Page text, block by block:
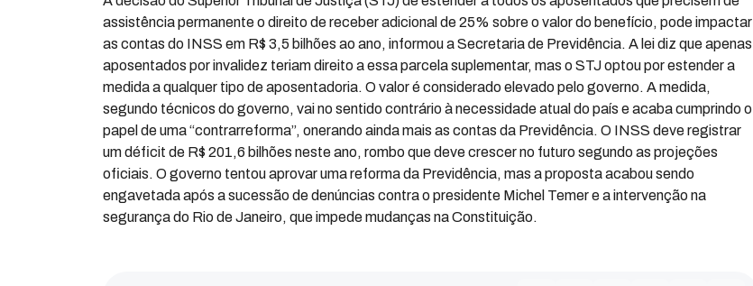
assistência permanente o direito de receber adicional de 25% sobre o valor do benefício, pode impactar
as contas do INSS em R$ 3,5 bilhões ao ano, informou a Secretaria de Previdência. A lei diz que apenas
aposentados por invalidez teriam direito a essa parcela suplementar, mas o STJ optou por estender a
medida a qualquer tipo de aposentadoria. O valor é considerado elevado pelo governo. A medida,
segundo técnicos do governo, vai no sentido contrário à necessidade atual do país e acaba cumprindo o
papel de uma “contrarreforma”, onerando ainda mais as contas da Previdência. O INSS deve registrar
um déficit de R$ 201,6 bilhões neste ano, rombo que deve crescer no futuro segundo as projeções
oficiais. O governo tentou aprovar uma reforma da Previdência, mas a proposta acabou sendo
engavetada após a sucessão de denúncias contra o presidente Michel Temer e a intervenção na
segurança do Rio de Janeiro, que impede mudanças na Constituição.